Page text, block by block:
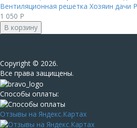
Вентиляционная решетка Хозяин дачи
1 050 Р
В корзину
Сopyright © 2026.
Все права защищены.
Способы оплаты:
Отзывы на Яндекс.Картах